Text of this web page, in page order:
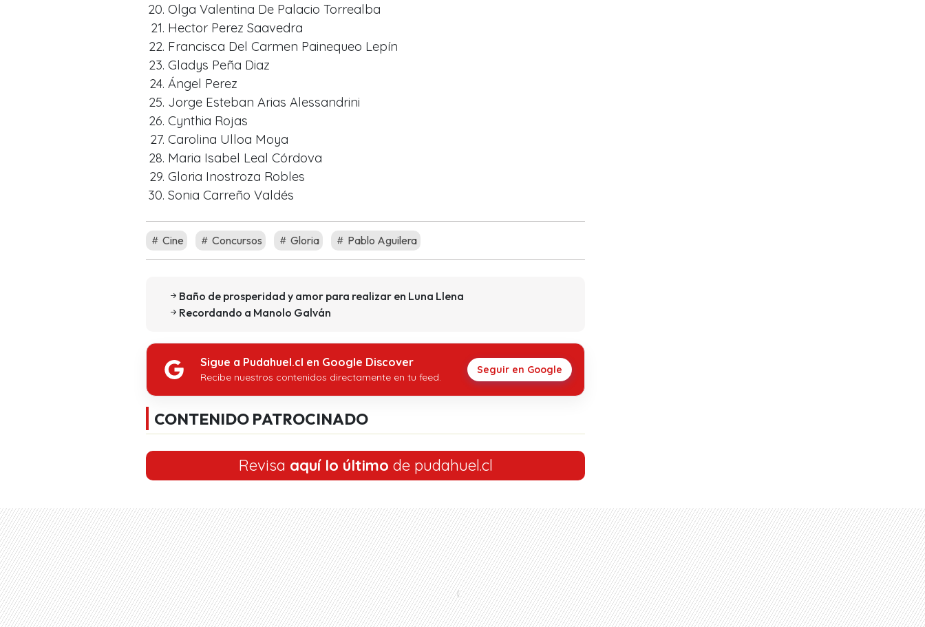
Olga Valentina De Palacio Torrealba
Hector Perez Saavedra
Francisca Del Carmen Painequeo Lepín
Gladys Peña Diaz
Ángel Perez
Jorge Esteban Arias Alessandrini
Cynthia Rojas
Carolina Ulloa Moya
Maria Isabel Leal Córdova
Gloria Inostroza Robles
Sonia Carreño Valdés
Cine Concursos Gloria Pablo Aguilera
Baño de prosperidad y amor para realizar en Luna Llena
Recordando a Manolo Galván
Sigue a Pudahuel.cl en Google Discover
Recibe nuestros contenidos directamente en tu feed.
Seguir en Google
CONTENIDO PATROCINADO
Revisa aquí lo último de pudahuel.cl